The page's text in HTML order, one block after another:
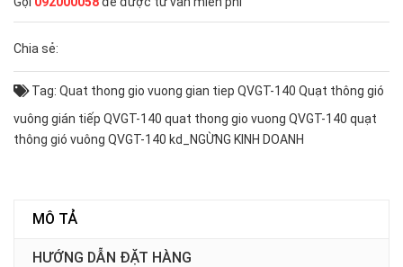
Chia sẻ:
Tag: Quat thong gio vuong gian tiep QVGT-140 Quạt thông gió
vuông gián tiếp QVGT-140 quat thong gio vuong QVGT-140 quạt
thông gió vuông QVGT-140 kd_NGỪNG KINH DOANH
MÔ TẢ
HƯỚNG DẪN ĐẶT HÀNG